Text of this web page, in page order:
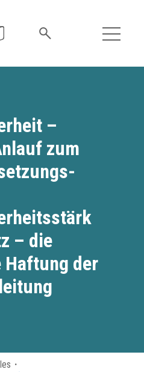
–
zum
– die
Haftung der
・